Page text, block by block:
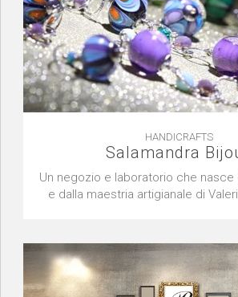
HANDICRAFTS
Salamandra
Un negozio e laboratorio che nasce
e dalla maestria artigianale di